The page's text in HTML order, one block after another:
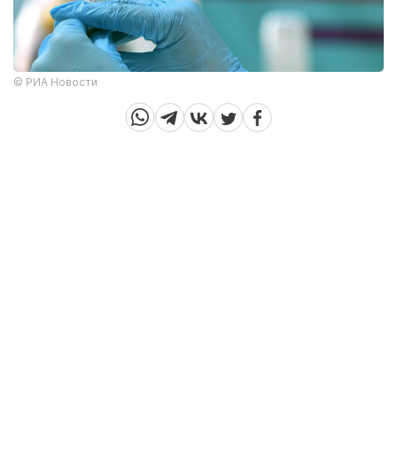
© РИА Новости